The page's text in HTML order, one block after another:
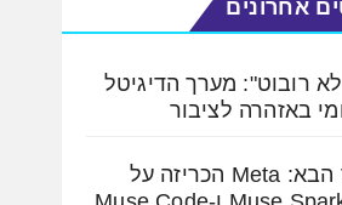
אחרונים
רובוט": מערך הדיגיטל
באזהרה לציבור
הדור הבא: Meta הכריזה על